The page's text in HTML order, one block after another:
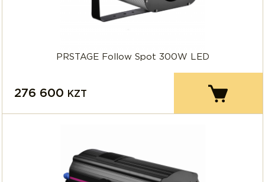
PRSTAGE Follow Spot 300W LED
276 600 KZT